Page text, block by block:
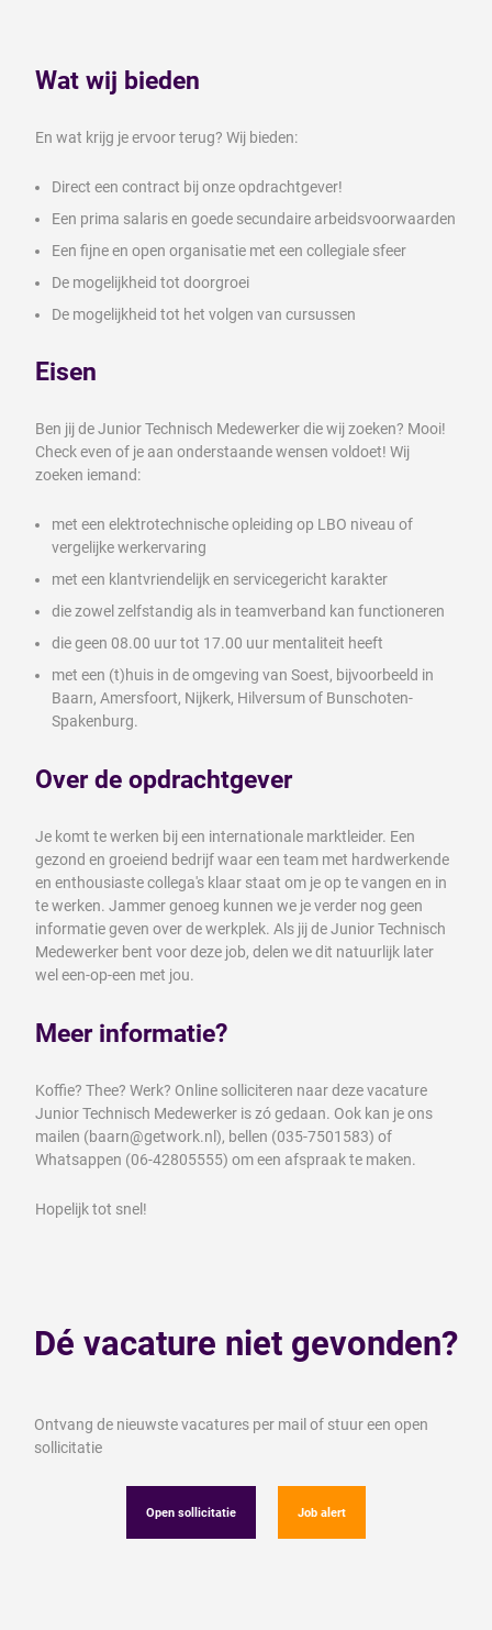
Wat wij bieden
En wat krijg je ervoor terug? Wij bieden:
Direct een contract bij onze opdrachtgever!
Een prima salaris en goede secundaire arbeidsvoorwaarden
Een fijne en open organisatie met een collegiale sfeer
De mogelijkheid tot doorgroei
De mogelijkheid tot het volgen van cursussen
Eisen
Ben jij de Junior Technisch Medewerker die wij zoeken? Mooi!
Check even of je aan onderstaande wensen voldoet! Wij
zoeken iemand:
met een elektrotechnische opleiding op LBO niveau of
vergelijke werkervaring
met een klantvriendelijk en servicegericht karakter
die zowel zelfstandig als in teamverband kan functioneren
die geen 08.00 uur tot 17.00 uur mentaliteit heeft
met een (t)huis in de omgeving van Soest, bijvoorbeeld in
Baarn, Amersfoort, Nijkerk, Hilversum of Bunschoten-
Spakenburg.
Over de opdrachtgever
Je komt te werken bij een internationale marktleider. Een
gezond en groeiend bedrijf waar een team met hardwerkende
en enthousiaste collega's klaar staat om je op te vangen en in
te werken. Jammer genoeg kunnen we je verder nog geen
informatie geven over de werkplek. Als jij de Junior Technisch
Medewerker bent voor deze job, delen we dit natuurlijk later
wel een-op-een met jou.
Meer informatie?
Koffie? Thee? Werk? Online solliciteren naar deze vacature
Junior Technisch Medewerker is zó gedaan. Ook kan je ons
mailen (baarn@getwork.nl), bellen (035-7501583) of
Whatsappen (06-42805555) om een afspraak te maken.
Hopelijk tot snel!
Dé vacature niet gevonden?
Ontvang de nieuwste vacatures per mail of stuur een open
sollicitatie
Open sollicitatie Job alert